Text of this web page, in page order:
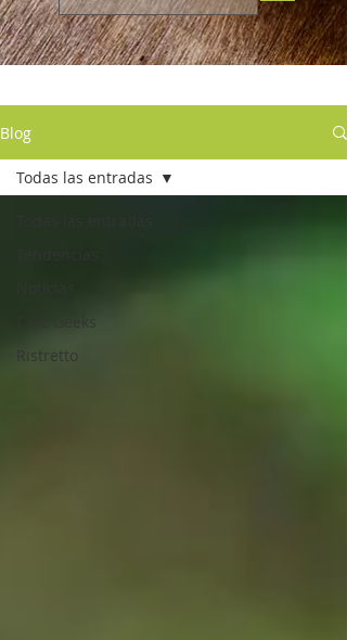
Blog
Café Geeks
Ristretto
Todas las entradas